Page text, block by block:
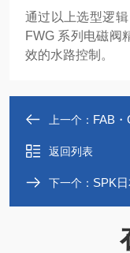
通过以上选型逻
FWG 系列电磁阀
效的水路控制。
上一个： FAB・
返回列表
下一个： SPK